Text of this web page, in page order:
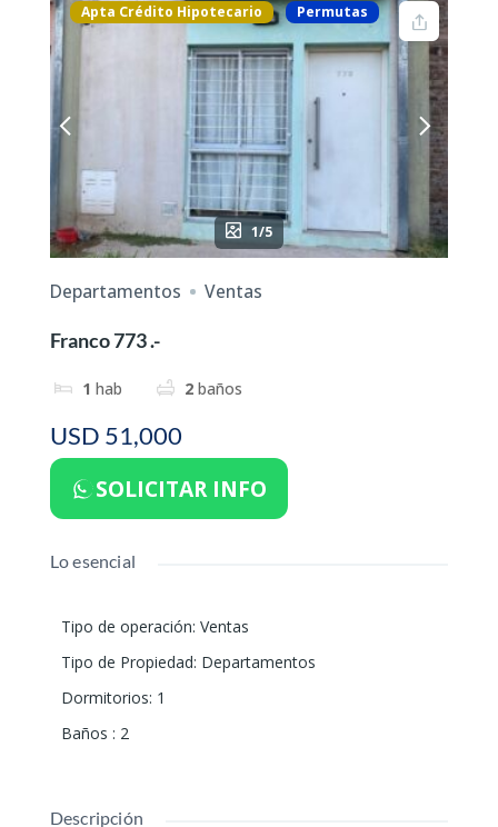
Apta Crédito Hipotecario Permutas
1/5
Departamentos
Ventas
Franco 773 .-
1 hab 2 baños
USD 51,000
SOLICITAR INFO
Lo esencial
Tipo de operación: Ventas
Tipo de Propiedad: Departamentos
Dormitorios: 1
Baños : 2
Descripción